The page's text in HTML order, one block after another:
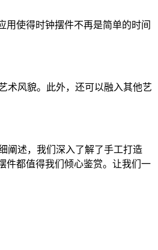
使得时钟摆件不再是简单的时间
术风貌。此外，还可以融入其他艺
阐述，我们深入了解了手工打造
件都值得我们倾心鉴赏。让我们一